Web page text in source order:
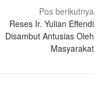
Pos berikutnya
Reses Ir. Yulian Effendi
Disambut Antusias Oleh
Masyarakat